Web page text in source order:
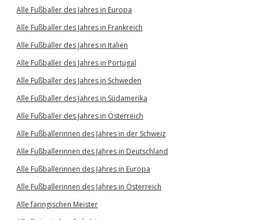
Alle Fußballer des Jahres in Europa
Alle Fußballer des Jahres in Frankreich
Alle Fußballer des Jahres in Italien
Alle Fußballer des Jahres in Portugal
Alle Fußballer des Jahres in Schweden
Alle Fußballer des Jahres in Südamerika
Alle Fußballer des Jahres in Österreich
Alle Fußballerinnen des Jahres in der Schweiz
Alle Fußballerinnen des Jahres in Deutschland
Alle Fußballerinnen des Jahres in Europa
Alle Fußballerinnen des Jahres in Österreich
Alle färingischen Meister